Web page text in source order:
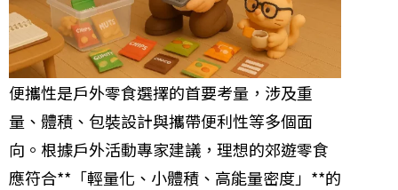
便攜性是戶外零食選擇的首要考量，涉及重
量、體積、包裝設計與攜帶便利性等多個面
向。根據戶外活動專家建議，理想的郊遊零食
應符合**「輕量化、小體積、高能量密度」**的